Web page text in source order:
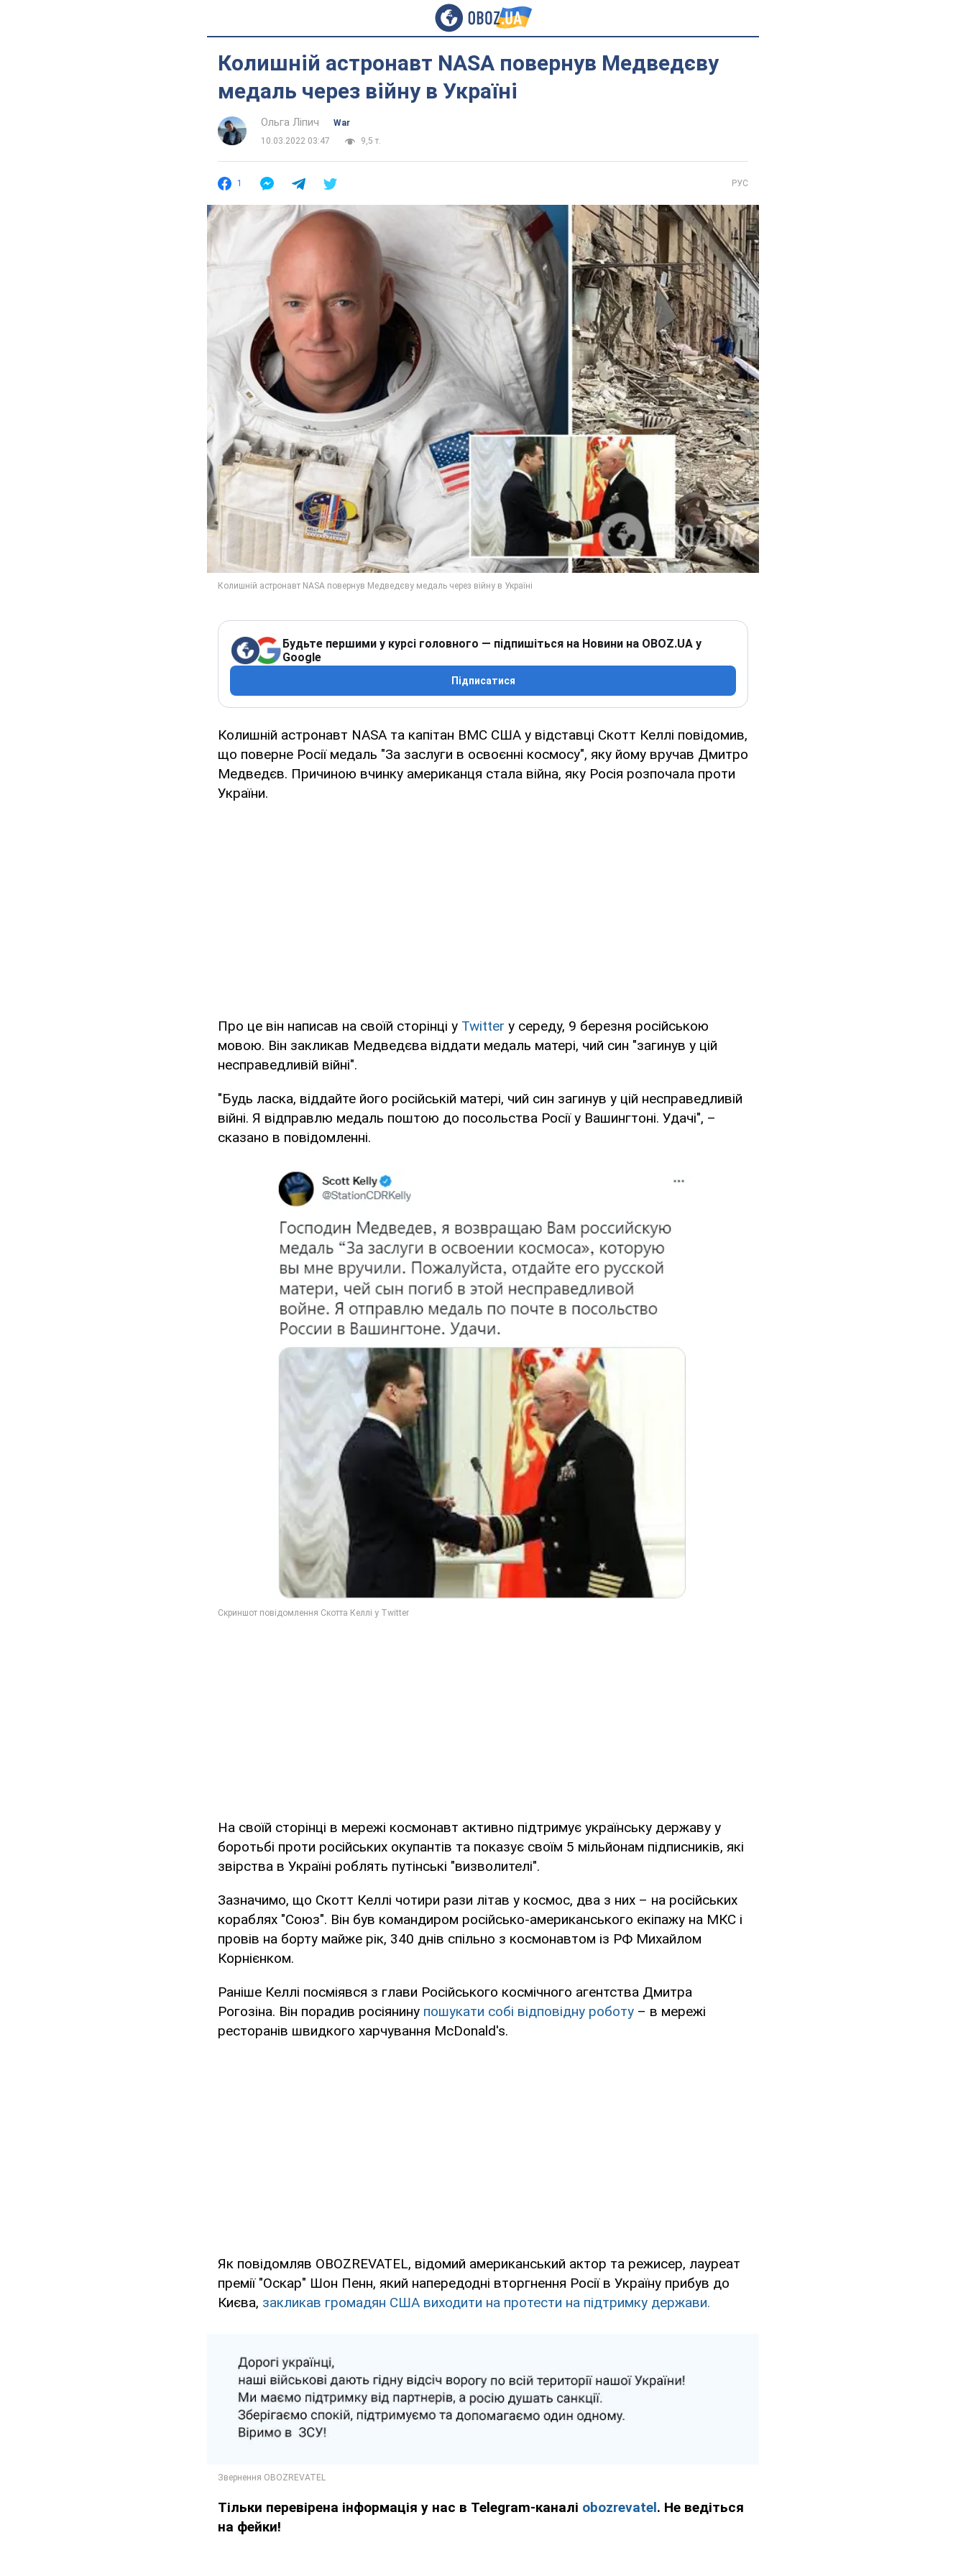
Колишній астронавт NASA повернув Медведєву
медаль через війну в Україні
Ольга Ліпич
War
10.03.2022 03:47
9,5 т.
1 РУС
Будьте першими у курсі головного — підпишіться на Новини на OBOZ.UA у
Google
Підписатися
Колишній астронавт NASA та капітан ВМС США у відставці Скотт Келлі повідомив,
що поверне Росії медаль "За заслуги в освоєнні космосу", яку йому вручав Дмитро
Медведєв. Причиною вчинку американця стала війна, яку Росія розпочала проти
України.
Про це він написав на своїй сторінці у Twitter у середу, 9 березня російською
мовою. Він закликав Медведєва віддати медаль матері, чий син "загинув у цій
несправедливій війні".
"Будь ласка, віддайте його російській матері, чий син загинув у цій несправедливій
війні. Я відправлю медаль поштою до посольства Росії у Вашингтоні. Удачі", –
сказано в повідомленні.
На своїй сторінці в мережі космонавт активно підтримує українську державу у
боротьбі проти російських окупантів та показує своїм 5 мільйонам підписників, які
звірства в Україні роблять путінські "визволителі".
Зазначимо, що Скотт Келлі чотири рази літав у космос, два з них – на російських
кораблях "Союз". Він був командиром російсько-американського екіпажу на МКС і
провів на борту майже рік, 340 днів спільно з космонавтом із РФ Михайлом
Корнієнком.
Раніше Келлі посміявся з глави Російського космічного агентства Дмитра
Рогозіна. Він порадив росіянину пошукати собі відповідну роботу – в мережі
ресторанів швидкого харчування McDonald's.
Як повідомляв OBOZREVATEL, відомий американський актор та режисер, лауреат
премії "Оскар" Шон Пенн, який напередодні вторгнення Росії в Україну прибув до
Києва, закликав громадян США виходити на протести на підтримку держави.
Тільки перевірена інформація у нас в Telegram-каналі obozrevatel. Не ведіться
на фейки!